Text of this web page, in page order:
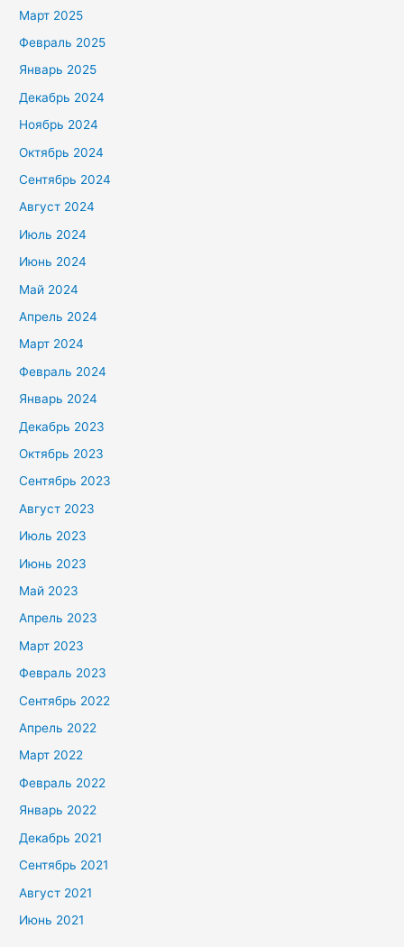
Март 2025
Февраль 2025
Январь 2025
Декабрь 2024
Ноябрь 2024
Октябрь 2024
Сентябрь 2024
Август 2024
Июль 2024
Июнь 2024
Май 2024
Апрель 2024
Март 2024
Февраль 2024
Январь 2024
Декабрь 2023
Октябрь 2023
Сентябрь 2023
Август 2023
Июль 2023
Июнь 2023
Май 2023
Апрель 2023
Март 2023
Февраль 2023
Сентябрь 2022
Апрель 2022
Март 2022
Февраль 2022
Январь 2022
Декабрь 2021
Сентябрь 2021
Август 2021
Июнь 2021